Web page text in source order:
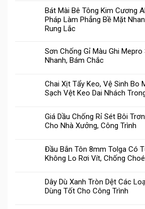
Bát Mài Bê Tông Kim Cương
Pháp Làm Phẳng Bề Mặt
Rung Lắc
Sơn Chống Gỉ Màu Ghi Mepro
Nhanh, Bám Chắc
Chai Xịt Tẩy Keo, Vệ Sinh Bo
Sạch Vệt Keo Dai Nhách
Giá Dầu Chống Rỉ Sét Bôi
Cho Nhà Xưởng, Công Trình
Đầu Bắn Tôn 8mm Tolga Có
Không Lo Rơi Vít, Chống
Dây Dù Xanh Tròn Dệt Các
Dùng Tốt Cho Công Trình